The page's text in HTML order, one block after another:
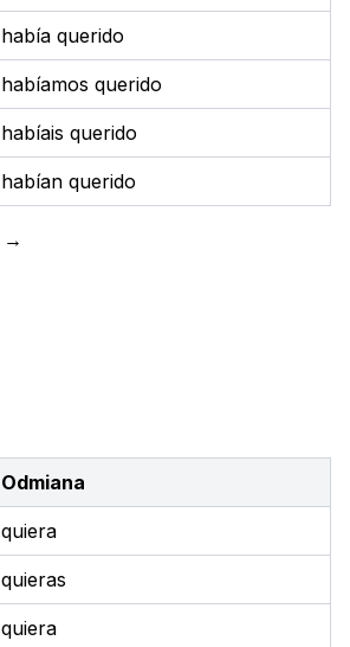
había querido
habíamos querido
habíais querido
habían querido
→
Odmiana
quiera
quieras
quiera